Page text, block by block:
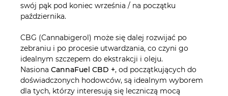
swój pąk pod koniec września / na początku
października.
CBG (Cannabigerol) może się dalej rozwijać po
zebraniu i po procesie utwardzania, co czyni go
idealnym szczepem do ekstrakcji i oleju.
Nasiona CannaFuel CBD +, od początkujących do
doświadczonych hodowców, są idealnym wyborem
dla tych, którzy interesują się leczniczą mocą